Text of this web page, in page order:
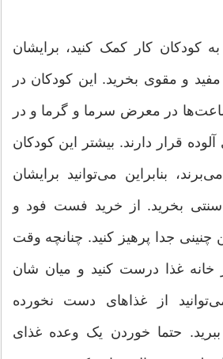
کودکان کار کمک کنید، برایشان
و مقوی بخرید. این کودکان در
در معرض سرما و گرما و در
قرار دارند. بیشتر این کودکان
بنابراین می‌توانید برایشان
بخرید. از خرید فست فود و
جدا پرهیز کنید. چنانچه وقت
خانه غذا درست کنید و میان شان
از غذاهای دست نخورده
ببرید. حتما خوردن یک وعده غذای